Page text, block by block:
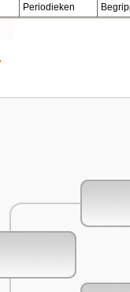
Periodieken